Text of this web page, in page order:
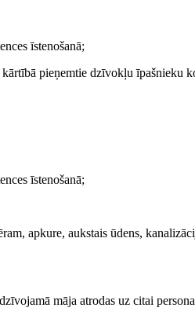
īstenošanā;
pieņemtie dzīvokļu īpašnieku
īstenošanā;
apkure, aukstais ūdens,
māja atrodas uz citai